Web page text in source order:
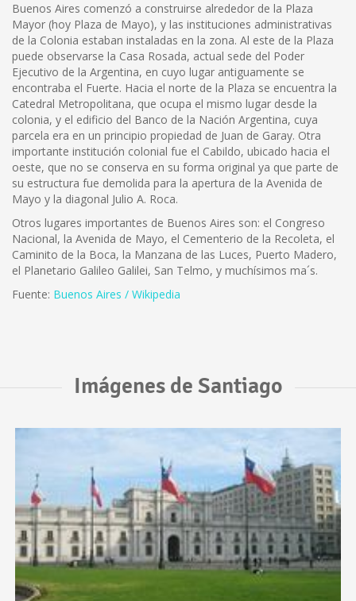
Buenos Aires comenzó a construirse alrededor de la Plaza
Mayor (hoy Plaza de Mayo), y las instituciones administrativas
de la Colonia estaban instaladas en la zona. Al este de la Plaza
puede observarse la Casa Rosada, actual sede del Poder
Ejecutivo de la Argentina, en cuyo lugar antiguamente se
encontraba el Fuerte. Hacia el norte de la Plaza se encuentra la
Catedral Metropolitana, que ocupa el mismo lugar desde la
colonia, y el edificio del Banco de la Nación Argentina, cuya
parcela era en un principio propiedad de Juan de Garay. Otra
importante institución colonial fue el Cabildo, ubicado hacia el
oeste, que no se conserva en su forma original ya que parte de
su estructura fue demolida para la apertura de la Avenida de
Mayo y la diagonal Julio A. Roca.
Otros lugares importantes de Buenos Aires son: el Congreso
Nacional, la Avenida de Mayo, el Cementerio de la Recoleta, el
Caminito de la Boca, la Manzana de las Luces, Puerto Madero,
el Planetario Galileo Galilei, San Telmo, y muchísimos ma´s.
Fuente: Buenos Aires / Wikipedia
Imágenes de Santiago